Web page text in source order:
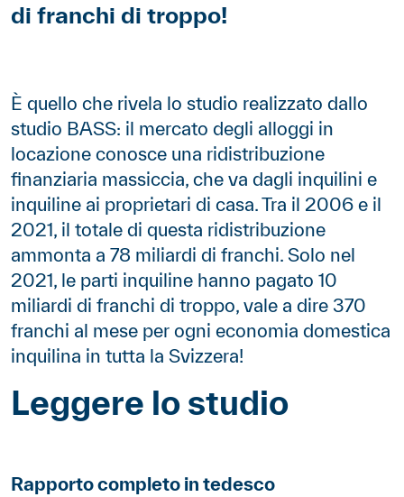
di franchi di troppo!
Contenu
È quello che rivela lo studio realizzato dallo
studio BASS: il mercato degli alloggi in
locazione conosce una ridistribuzione
finanziaria massiccia, che va dagli inquilini e
inquiline ai proprietari di casa. Tra il 2006 e il
2021, il totale di questa ridistribuzione
ammonta a 78 miliardi di franchi. Solo nel
2021, le parti inquiline hanno pagato 10
miliardi di franchi di troppo, vale a dire 370
franchi al mese per ogni economia domestica
inquilina in tutta la Svizzera!
Contenu
Leggere lo studio
Rapporto completo in tedesco